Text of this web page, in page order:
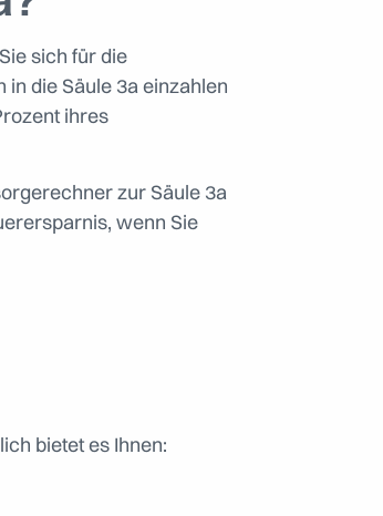
sich für die
die Säule 3a einzahlen
ihres
zur Säule 3a
wenn Sie
bietet es Ihnen: